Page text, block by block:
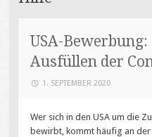
USA-
Ausfüllen der
1. SEPTEMBER 2020
Wer sich in den USA um die
bewirbt, kommt häufig an